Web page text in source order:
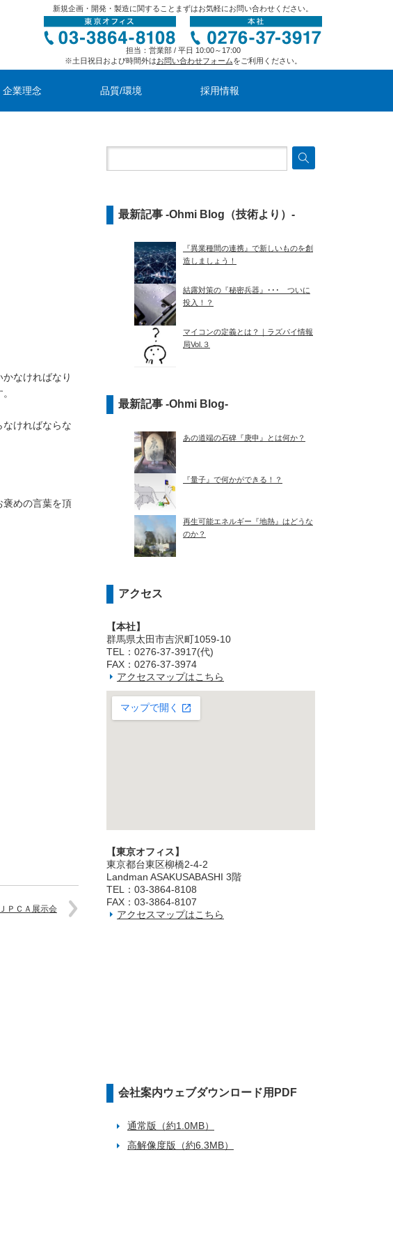
新規企画・開発・製造に関することまずはお気軽にお問い合わせください。
担当：営業部 / 平日 10:00～17:00
※土日祝日および時間外はお問い合わせフォームをご利用ください。
企業理念 品質/環境 採用情報
なければなり
ければならな
褒めの言葉を頂
ＪＰＣＡ展示会
最新記事 -Ohmi Blog（技術より）-
『異業種間の連携』で新しいものを創
造しましょう！
結露対策の『秘密兵器』･･･ ついに
投入！？
マイコンの定義とは？｜ラズパイ情報
局Vol.３
最新記事 -Ohmi Blog-
あの道端の石碑『庚申』とは何か？
『量子』で何かができる！？
再生可能エネルギー『地熱』はどうな
のか？
アクセス
【本社】
群馬県太田市吉沢町1059-10
TEL：0276-37-3917(代)
FAX：0276-37-3974
アクセスマップはこちら
【東京オフィス】
東京都台東区柳橋2‐4‐2
Landman ASAKUSABASHI 3階
TEL：03‐3864‐8108
FAX：03‐3864‐8107
アクセスマップはこちら
会社案内ウェブダウンロード用PDF
通常版（約1.0MB）
高解像度版（約6.3MB）